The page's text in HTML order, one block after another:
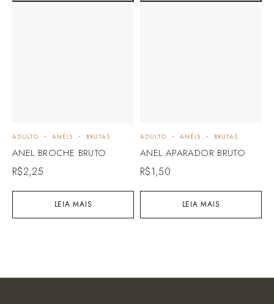
LEIA MAIS
ADULTO ANÉIS BRUTAS
ANEL BROCHE BRUTO
R$2,25
LEIA MAIS
ADULTO ANÉIS BRUTAS
ANEL APARADOR BRUTO
R$1,50